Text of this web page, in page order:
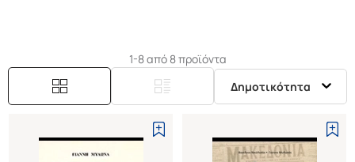
1-8 από 8 προϊόντα
Δημοτικότητα